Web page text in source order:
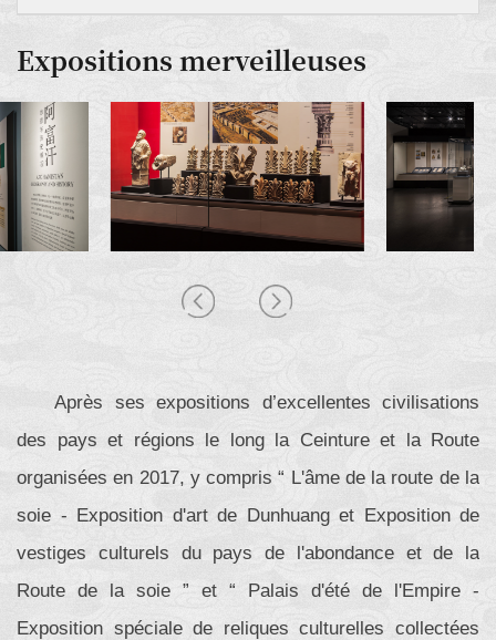
Expositions merveilleuses
Après ses expositions d’excellentes civilisations
des pays et régions le long la Ceinture et la Route
organisées en 2017, y compris “ L'âme de la route de la
soie - Exposition d'art de Dunhuang et Exposition de
vestiges culturels du pays de l'abondance et de la
Route de la soie ” et “ Palais d'été de l'Empire -
Exposition spéciale de reliques culturelles collectées